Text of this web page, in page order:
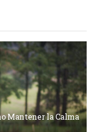
Mantener la Calma